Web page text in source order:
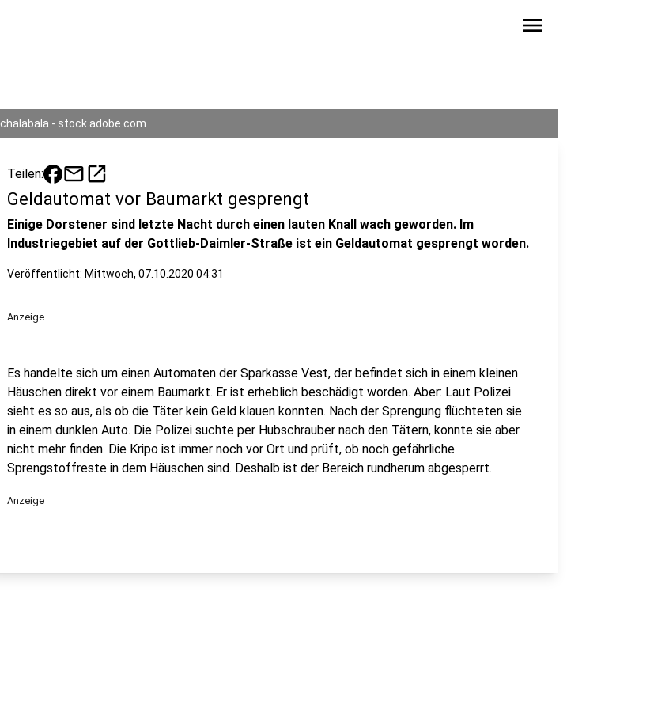
menu
chalabala - stock.adobe.com
Teilen: mailopen_in_new
Geldautomat vor Baumarkt gesprengt
Einige Dorstener sind letzte Nacht durch einen lauten Knall wach geworden. Im
Industriegebiet auf der Gottlieb-Daimler-Straße ist ein Geldautomat gesprengt worden.
Veröffentlicht: Mittwoch, 07.10.2020 04:31
Anzeige
Es handelte sich um einen Automaten der Sparkasse Vest, der befindet sich in einem kleinen
Häuschen direkt vor einem Baumarkt. Er ist erheblich beschädigt worden. Aber: Laut Polizei
sieht es so aus, als ob die Täter kein Geld klauen konnten. Nach der Sprengung flüchteten sie
in einem dunklen Auto. Die Polizei suchte per Hubschrauber nach den Tätern, konnte sie aber
nicht mehr finden. Die Kripo ist immer noch vor Ort und prüft, ob noch gefährliche
Sprengstoffreste in dem Häuschen sind. Deshalb ist der Bereich rundherum abgesperrt.
Anzeige